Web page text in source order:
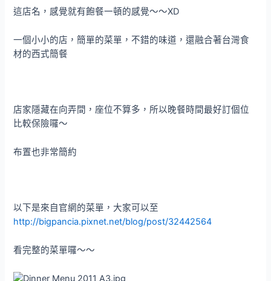
這店名，感覺就有飽餐一頓的感覺～～XD
一個小小的店，簡單的菜單，不錯的味道，還融合著台灣食
材的西式簡餐
店家隱藏在向弄間，座位不算多，所以晚餐時間最好訂個位
比較保險囉～
布置也非常簡約
以下是來自官網的菜單，大家可以至
http://bigpancia.pixnet.net/blog/post/32442564
看完整的菜單囉～～